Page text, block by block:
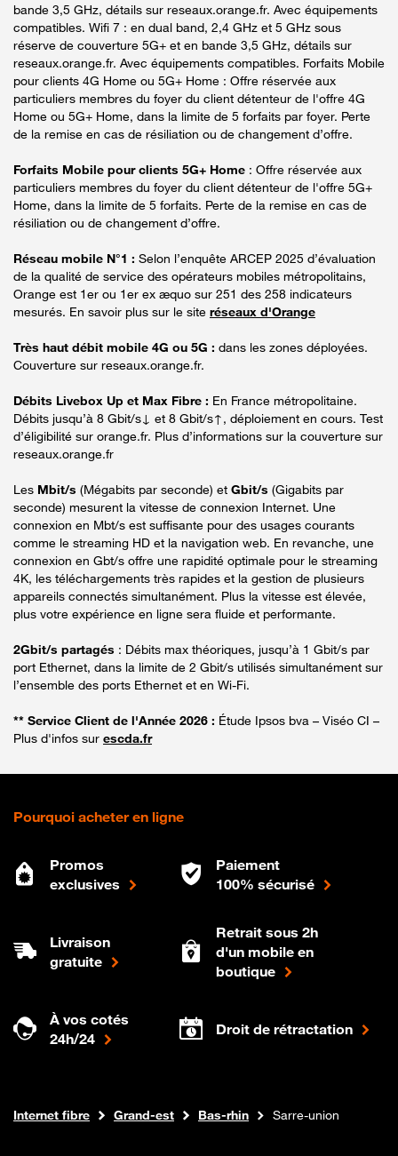
bande 3,5 GHz, détails sur reseaux.orange.fr. Avec équipements
compatibles. Wifi 7 : en dual band, 2,4 GHz et 5 GHz sous
réserve de couverture 5G+ et en bande 3,5 GHz, détails sur
reseaux.orange.fr. Avec équipements compatibles. Forfaits Mobile
pour clients 4G Home ou 5G+ Home : Offre réservée aux
particuliers membres du foyer du client détenteur de l'offre 4G
Home ou 5G+ Home, dans la limite de 5 forfaits par foyer. Perte
de la remise en cas de résiliation ou de changement d’offre.
Forfaits Mobile pour clients 5G+ Home : Offre réservée aux
particuliers membres du foyer du client détenteur de l'offre 5G+
Home, dans la limite de 5 forfaits. Perte de la remise en cas de
résiliation ou de changement d’offre.
Réseau mobile N°1 : Selon l’enquête ARCEP 2025 d’évaluation
de la qualité de service des opérateurs mobiles métropolitains,
Orange est 1er ou 1er ex æquo sur 251 des 258 indicateurs
mesurés. En savoir plus sur le site réseaux d'Orange
Très haut débit mobile 4G ou 5G : dans les zones déployées.
Couverture sur reseaux.orange.fr.
Débits Livebox Up et Max Fibre : En France métropolitaine.
Débits jusqu’à 8 Gbit/s↓ et 8 Gbit/s↑, déploiement en cours. Test
d’éligibilité sur orange.fr. Plus d’informations sur la couverture sur
reseaux.orange.fr
Les Mbit/s (Mégabits par seconde) et Gbit/s (Gigabits par
seconde) mesurent la vitesse de connexion Internet. Une
connexion en Mbt/s est suffisante pour des usages courants
comme le streaming HD et la navigation web. En revanche, une
connexion en Gbt/s offre une rapidité optimale pour le streaming
4K, les téléchargements très rapides et la gestion de plusieurs
appareils connectés simultanément. Plus la vitesse est élevée,
plus votre expérience en ligne sera fluide et performante.
2Gbit/s partagés : Débits max théoriques, jusqu’à 1 Gbit/s par
port Ethernet, dans la limite de 2 Gbit/s utilisés simultanément sur
l’ensemble des ports Ethernet et en Wi-Fi.
** Service Client de l'Année 2026 : Étude Ipsos bva – Viséo CI –
Plus d'infos sur escda.fr
Pourquoi acheter en ligne
Promos
exclusives
Paiement
100% sécurisé
Livraison
gratuite
Retrait sous 2h
d'un mobile en
boutique
À vos cotés
24h/24
Droit de rétractation
Boutique Orange
Internet fibre Grand-est Bas-rhin Sarre-union